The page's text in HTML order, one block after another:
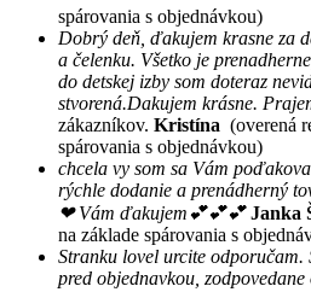
spárovania s objednávkou)
Dobrý deň, ďakujem krasne za
a čelenku. Všetko je
do detskej izby som doteraz
stvorená.Dakujem krásne.
zákazníkov. Kristína (overená
spárovania s objednávkou)
chcela vy som sa Vám
rýchle dodanie a prenádherný
❤ Vám ďakujem💕💕💕 Janka
na základe spárovania s
Stranku lovel urcite odporučam.
pred objednavkou,